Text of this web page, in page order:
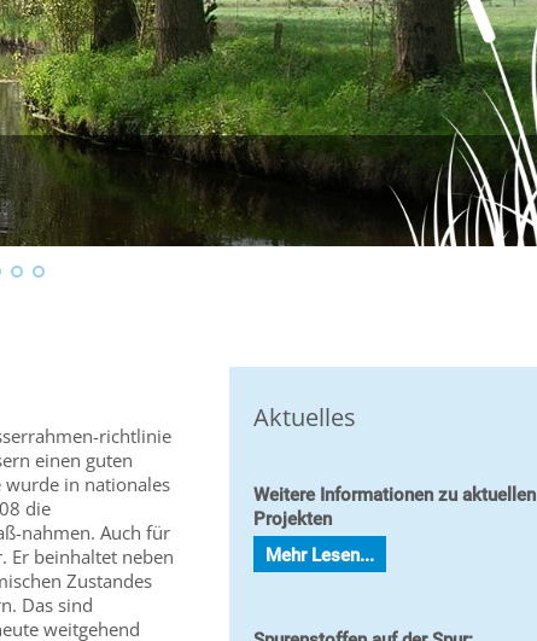
richtlinie
einen guten
wurde in nationales
die
nahmen. Auch für
Er beinhaltet neben
Zustandes
Das sind
weitgehend
Aktuelles
Weitere Informationen zu aktuellen
Projekten
Mehr Lesen...